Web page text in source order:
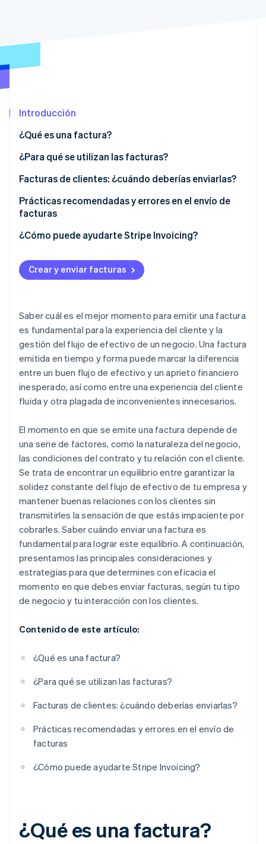
Atlas
Verificación de identidad en línea
Sesiones de Stripe 2026
Mirar ahora
Introducción
¿Qué es una factura?
¿Para qué se utilizan las facturas?
Facturas de clientes: ¿cuándo deberías enviarlas?
Prácticas recomendadas y errores en el envío de
facturas
Prácticas recomendadas de facturación
Errores comunes que debes evitar
¿Cómo puede ayudarte Stripe Invoicing?
Crear y enviar facturas
Saber cuál es el mejor momento para emitir una factura
es fundamental para la experiencia del cliente y la
gestión del flujo de efectivo de un negocio. Una factura
emitida en tiempo y forma puede marcar la diferencia
entre un buen flujo de efectivo y un aprieto financiero
inesperado, así como entre una experiencia del cliente
fluida y otra plagada de inconvenientes innecesarios.
El momento en que se emite una factura depende de
una serie de factores, como la naturaleza del negocio,
las condiciones del contrato y tu relación con el cliente.
Se trata de encontrar un equilibrio entre garantizar la
solidez constante del flujo de efectivo de tu empresa y
mantener buenas relaciones con los clientes sin
transmitirles la sensación de que estás impaciente por
cobrarles. Saber cuándo enviar una factura es
fundamental para lograr este equilibrio. A continuación,
presentamos las principales consideraciones y
estrategias para que determines con eficacia el
momento en que debes enviar facturas, según tu tipo
de negocio y tu interacción con los clientes.
Contenido de este artículo:
¿Qué es una factura?
¿Para qué se utilizan las facturas?
Facturas de clientes: ¿cuándo deberías enviarlas?
Prácticas recomendadas y errores en el envío de
facturas
¿Cómo puede ayudarte Stripe Invoicing?
¿Qué es una factura?